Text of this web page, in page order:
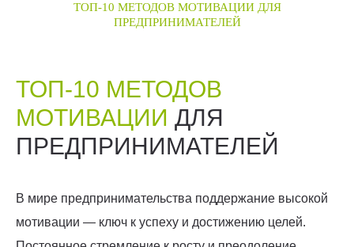
ТОП-10 МЕТОДОВ МОТИВАЦИИ ДЛЯ
ПРЕДПРИНИМАТЕЛЕЙ
ТОП-10 МЕТОДОВ
МОТИВАЦИИ ДЛЯ
ПРЕДПРИНИМАТЕЛЕЙ
В мире предпринимательства поддержание высокой
мотивации — ключ к успеху и достижению целей.